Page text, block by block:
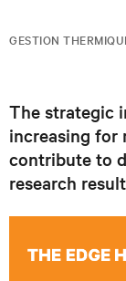
GESTION
The strategic
increasing for
contribute to
research